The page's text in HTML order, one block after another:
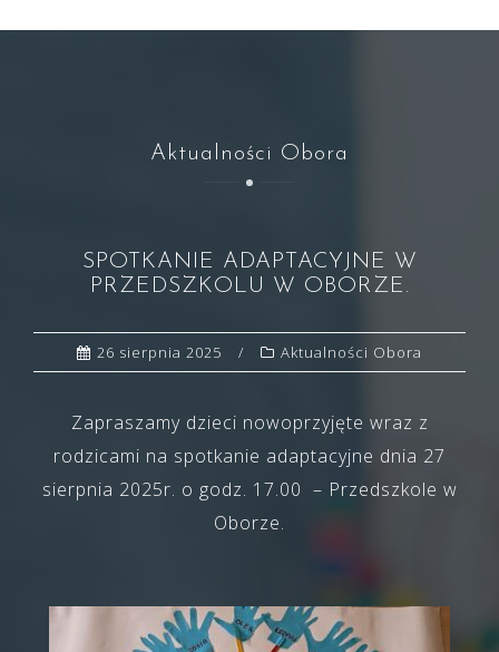
Aktualności Obora
SPOTKANIE ADAPTACYJNE W
PRZEDSZKOLU W OBORZE.
26 sierpnia 2025 Aktualności Obora
Zapraszamy dzieci nowoprzyjęte wraz z
rodzicami na spotkanie adaptacyjne dnia 27
sierpnia 2025r. o godz. 17.00 – Przedszkole w
Oborze.